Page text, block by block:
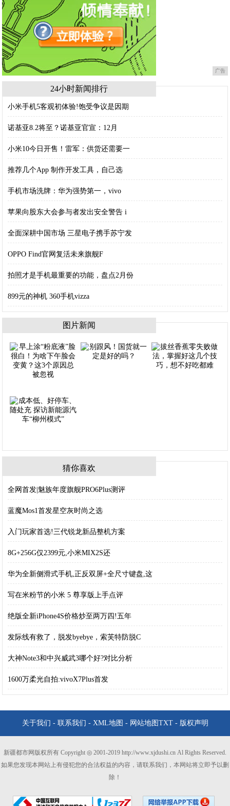
广告
24小时新闻排行
小米手机5客观初体验!饱受争议是因期
诺基亚8.2将至？诺基亚官宣：12月
小米10今日开售！雷军：供货还需要一
推荐几个App 制作开发工具，自己选
手机市场洗牌：华为强势第一，vivo
苹果向股东大会参与者发出安全警告 i
全面深耕中国市场 三星电子携手苏宁发
OPPO Find官网复活未来旗舰F
拍照才是手机最重要的功能，盘点2月份
899元的神机 360手机vizza
图片新闻
猜你喜欢
全网首发|魅族年度旗舰PRO6Plus测评
蓝魔Mos1首发星空灰时尚之选
入门玩家首选!三代锐龙新品整机方案
8G+256G仅2399元,小米MIX2S还
华为全新侧滑式手机,正反双屏+全尺寸键盘,这
写在米粉节的小米 5 尊享版上手点评
绝版全新iPhone4S价格炒至两万四!五年
发际线有救了，脱发byebye，索芙特防脱C
大神Note3和中兴威武3哪个好?对比分析
1600万柔光自拍:vivoX7Plus首发
关于我们 - 联系我们 - XML地图 - 网站地图 TXT- 版权声明
新疆都市网版权所有 Copyright ◎ 2001-2019 http://www.xjdushi.cn Al Rights Reserved.
如果您发现本网站上有侵犯您的合法权益的内容，请联系我们，本网站将立即予以删
除！